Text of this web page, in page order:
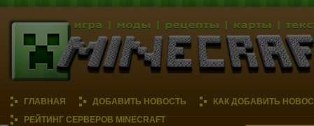
ГЛАВНАЯ ДОБАВИТЬ НОВОСТЬ
КАК ДОБАВИТЬ
РЕЙТИНГ СЕРВЕРОВ MINECRAFT